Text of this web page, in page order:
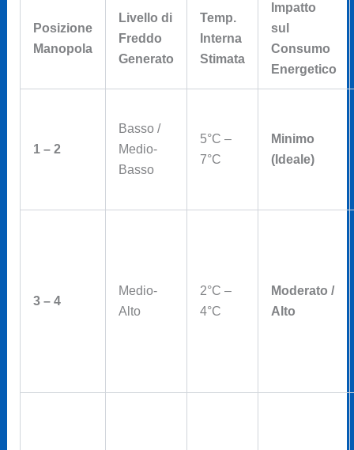
Posizione
Manopola
Livello di
Freddo
Generato
Temp.
Interna
Stimata
Impatto
sul
Consumo
Energetico
1 – 2
Basso /
Medio-
Basso
5°C –
7°C
Minimo
(Ideale)
3 – 4
Medio-
Alto
2°C –
4°C
Moderato /
Alto